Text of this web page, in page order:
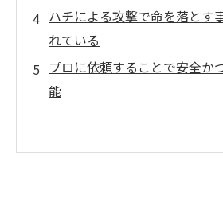
ハチによる攻撃で命を落とす
れている
プロに依頼することで安全か
能